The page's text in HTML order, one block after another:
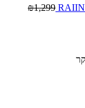
₪1,299